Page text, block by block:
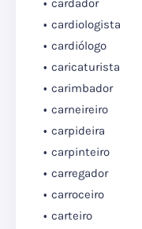
cardador
cardiologista
cardiólogo
caricaturista
carimbador
carneireiro
carpideira
carpinteiro
carregador
carroceiro
carteiro